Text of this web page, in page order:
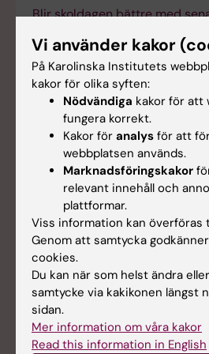
Blir skoldagen bättre med
2025-12-17 10:16
NASP tilldelas 3,7 miljoner för
suicidalitet
2025-11-20 14:00
Rapport om hur skolor i
starttider för skoldagen
2025-10-06 14:00
NASP deltog i slutgranskningen
projektet i Pisa
2025-10-01 12:00
Uppdaterad
statistikåret 2024
Vi använder kakor
På Karolinska Institutets
kakor för olika syften:
Nödvändiga kakor för att
fungera korrekt.
Kakor för analys för att
webbplatsen används.
Marknadsföringskakor
relevant innehåll och
plattformar.
Viss information kan överföras
Genom att samtycka
cookies.
Du kan när som helst ändra
samtycke via kakikonen längst
sidan.
Mer information om våra kakor
Read this information in English